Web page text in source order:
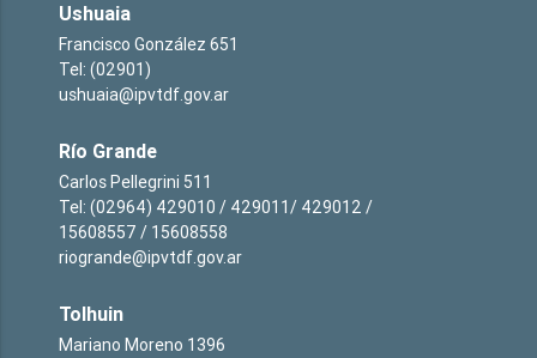
Ushuaia
Francisco González 651
Tel: (02901)
ushuaia@ipvtdf.gov.ar
Río Grande
Carlos Pellegrini 511
Tel: (02964) 429010 / 429011/ 429012 /
15608557 / 15608558
riogrande@ipvtdf.gov.ar
Tolhuin
Mariano Moreno 1396